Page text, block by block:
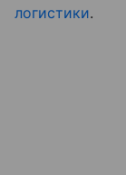
логистики.